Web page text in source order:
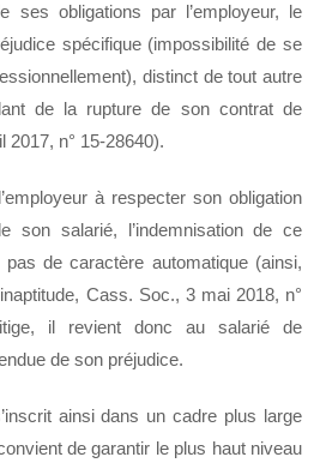
ses obligations par l’employeur, le
spécifique (impossibilité de se
distinct de tout autre
de la rupture de son contrat de
n° 15-28640).
à respecter son obligation
son salarié, l’indemnisation de ce
pas de caractère automatique (ainsi,
Cass. Soc., 3 mai 2018, n°
il revient donc au salarié de
de son préjudice.
ainsi dans un cadre plus large
de garantir le plus haut niveau